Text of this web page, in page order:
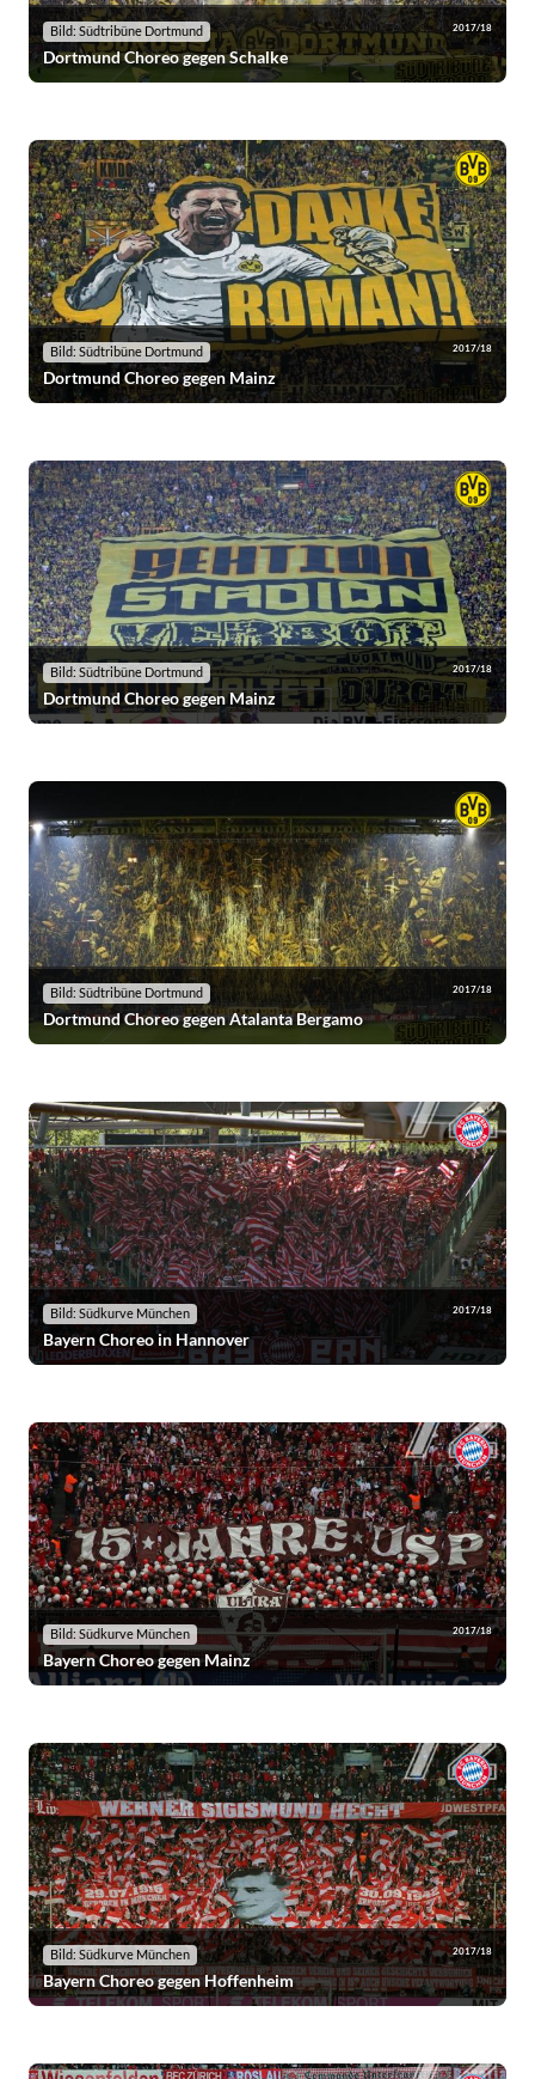
Bild: Südtribüne Dortmund 2017/18
Dortmund Choreo gegen Schalke
Bild: Südtribüne Dortmund 2017/18
Dortmund Choreo gegen Mainz
Bild: Südtribüne Dortmund 2017/18
Dortmund Choreo gegen Mainz
Bild: Südtribüne Dortmund 2017/18
Dortmund Choreo gegen Atalanta Bergamo
Bild: Südkurve München 2017/18
Bayern Choreo in Hannover
Bild: Südkurve München 2017/18
Bayern Choreo gegen Mainz
Bild: Südkurve München 2017/18
Bayern Choreo gegen Hoffenheim